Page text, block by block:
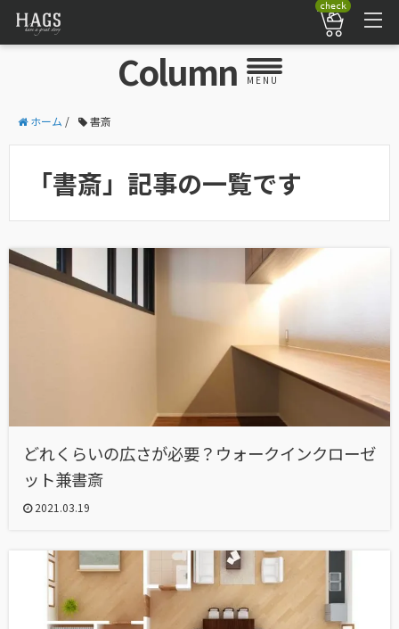
check
Column MENU
ホーム / 書斎
「書斎」記事の一覧です
どれくらいの広さが必要？ウォークインクローゼ
ット兼書斎
2021.03.19